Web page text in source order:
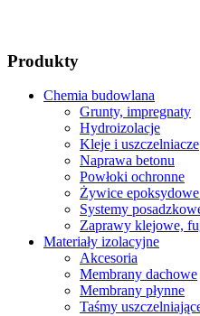
Produkty
Chemia budowlana
Grunty, impregnaty
Hydroizolacje
Kleje i uszczelniacze
Naprawa betonu
Powłoki ochronne
Żywice
Systemy
Zaprawy klejowe,
Materiały izolacyjne
Akcesoria
Membrany dachowe
Membrany płynne
Taśmy